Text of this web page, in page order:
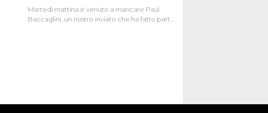
Martedì mattina è venuto a mancare Paul
Baccaglini, un nostro inviato che ha fatto parte